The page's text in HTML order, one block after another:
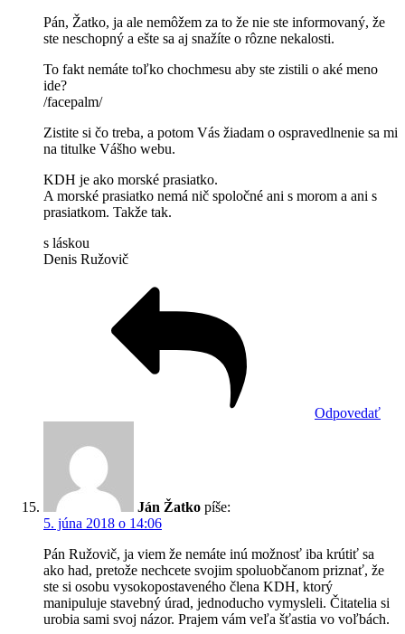
Pán, Žatko, ja ale nemôžem za to že nie ste informovaný, že
ste neschopný a ešte sa aj snažíte o rôzne nekalosti.
To fakt nemáte toľko chochmesu aby ste zistili o aké meno
ide?
/facepalm/
Zistite si čo treba, a potom Vás žiadam o ospravedlnenie sa mi
na titulke Vášho webu.
KDH je ako morské prasiatko.
A morské prasiatko nemá nič spoločné ani s morom a ani s
prasiatkom. Takže tak.
s láskou
Denis Ružovič
Odpovedať
Ján Žatko píše:
5. júna 2018 o 14:06
Pán Ružovič, ja viem že nemáte inú možnosť iba krútiť sa
ako had, pretože nechcete svojim spoluobčanom priznať, že
ste si osobu vysokopostaveného člena KDH, ktorý
manipuluje stavebný úrad, jednoducho vymysleli. Čitatelia si
urobia sami svoj názor. Prajem vám veľa šťastia vo voľbách.